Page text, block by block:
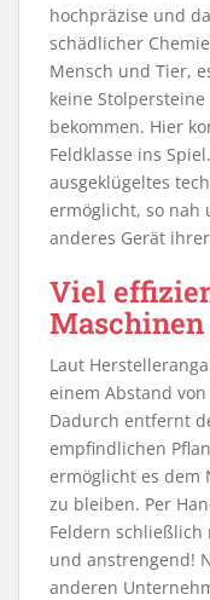
hochpräzise und
schädlicher
Mensch und Tier,
keine
bekommen. Hier
Feldklasse ins
ausgeklügeltes
ermöglicht, so nah
anderes Gerät
Viel
Maschinen
Laut
einem Abstand
Dadurch entfernt
empfindlichen
ermöglicht es dem
zu bleiben. Per
Feldern schließlich
und anstrengend!
anderen